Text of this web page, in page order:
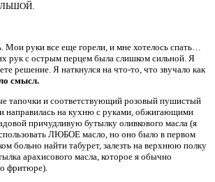
Мои руки все еще горели, и мне хотелось спать…
рук с острым перцем была слишком сильной. Я
решение. Я наткнулся на что-то, что звучало как
смысл.
тапочки и соответствующий розовый пушистый
и направилась на кухню с руками, обжигающими
причудливую бутылку оливкового масла (я
ЛЮБОЕ масло, но оно было в первом
больно найти табурет, залезть на верхнюю полку
арахисового масла, которое я обычно
фритюре).